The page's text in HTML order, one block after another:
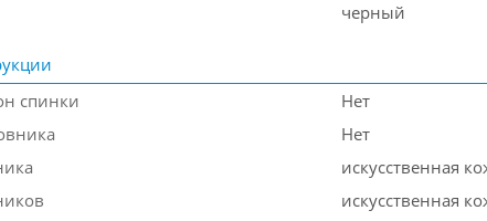
черный
спинки
Нет
Нет
искусственная
искусственная